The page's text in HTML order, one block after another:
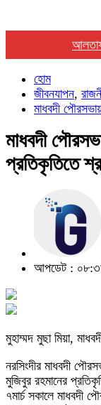
আলতাফ
হোম
জীবনযাপন,
মাধবদী
মাধবদী
প্রতিকৃতিতে
আপডেট :
মুহাম্মদ মুছা মিয়া,
নরসিংদীর মাধবদী
মুজিবুর রহমানের
৭মার্চ সকালে মাধবদী